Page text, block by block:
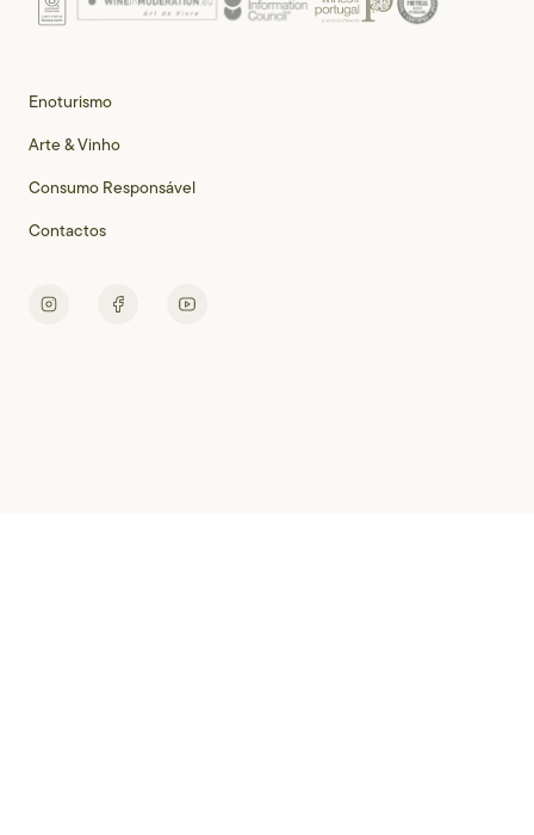
Enoturismo
Arte & Vinho
Consumo Responsável
Contactos